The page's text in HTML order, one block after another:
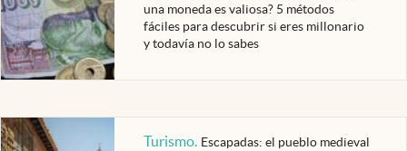
una moneda es valiosa? 5 métodos
fáciles para descubrir si eres millonario
y todavía no lo sabes
Turismo. Escapadas: el pueblo medieval